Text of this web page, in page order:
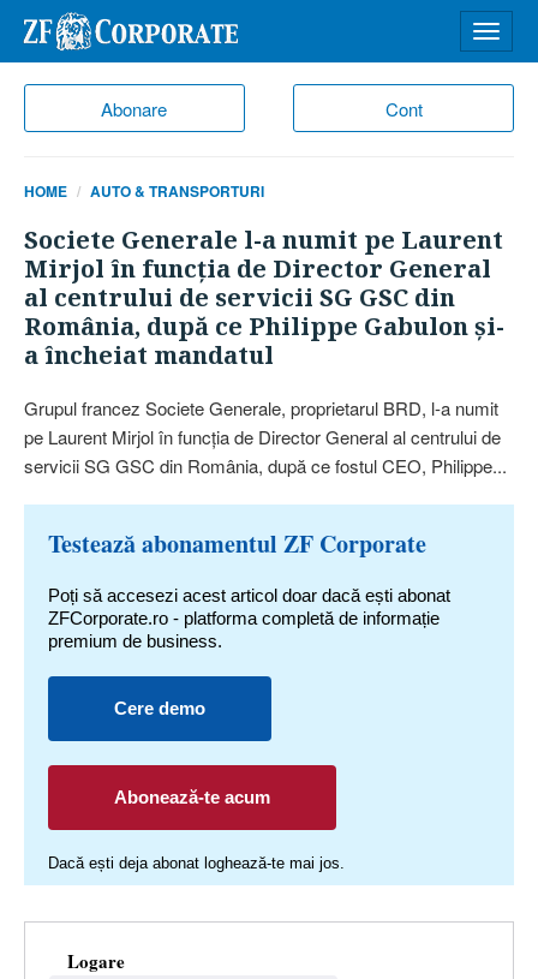
Abonare Cont
meniu
HOME AUTO & TRANSPORTURI
Societe Generale l-a numit pe Laurent
Mirjol în funcţia de Director General
al centrului de servicii SG GSC din
România, după ce Philippe Gabulon şi-
a încheiat mandatul
Grupul francez Societe Generale, proprietarul BRD, l-a numit
pe Laurent Mirjol în funcţia de Director General al centrului de
servicii SG GSC din România, după ce fostul CEO, Philippe...
Testează abonamentul ZF Corporate
Poți să accesezi acest articol doar dacă ești abonat
ZFCorporate.ro - platforma completă de informație
premium de business.
Cere demo
Abonează-te acum
Dacă ești deja abonat loghează-te mai jos.
Logare